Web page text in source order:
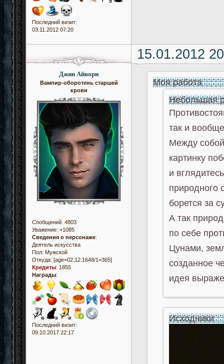
Последний визит:
03.11.2012 07:20
15.01.2012
Джин Айвори
Вампир-оборотень старшей
крови
Сообщений: 4803
Уважение: +1085
Сведения о персонаже:
Деятель искусства
Пол: Мужской
Откуда: [age=02.12.1648/1=365]
Кредиты: 1855
Награды:
Последний визит:
09.10.2017 22:17
Моя работа
Небольшая
так и
Между
картинку
и
природного
борется за
А так
по себе
Цунами,
созданное
идея
Исходники